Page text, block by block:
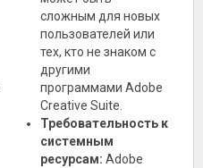
сложным для новых
пользователей или
тех, кто не знаком с
другими
программами Adobe
Creative Suite.
Требовательность к
системным
ресурсам: Adobe